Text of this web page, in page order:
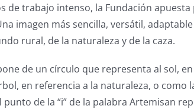
de trabajo intenso, la Fundación
imagen más sencilla, versátil,
rural, de la naturaleza y de la caza.
de un círculo que representa al sol,
en referencia a la naturaleza, o como
punto de la “i” de la palabra Artemisan